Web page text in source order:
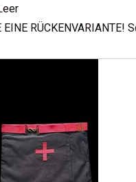
EINE